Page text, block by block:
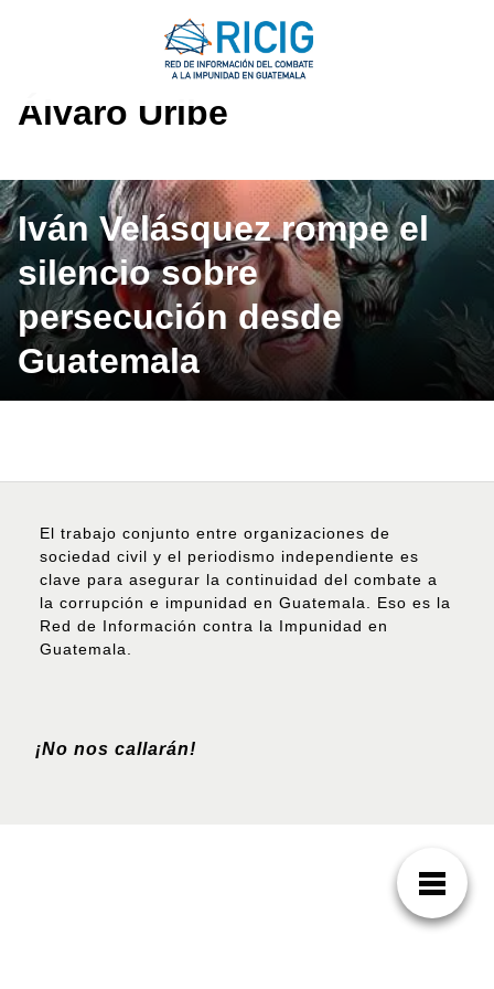
Álvaro Uribe
Iván Velásquez rompe el
silencio sobre
persecución desde
Guatemala
El trabajo conjunto entre organizaciones de
sociedad civil y el periodismo independiente es
clave para asegurar la continuidad del combate a
la corrupción e impunidad en Guatemala. Eso es la
Red de Información contra la Impunidad en
Guatemala.
¡No nos callarán!